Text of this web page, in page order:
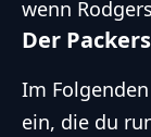
wenn
Der
Im
ein, die du